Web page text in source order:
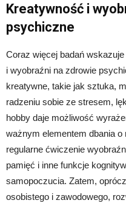
Kreatywność i
psychiczne
Coraz więcej badań
i wyobraźni na zdrowie
kreatywne, takie jak sztuka,
radzeniu sobie ze stresem,
hobby daje możliwość
ważnym elementem dbania
regularne ćwiczenie
pamięć i inne funkcje
samopoczucia. Zatem,
osobistego i zawodowego,